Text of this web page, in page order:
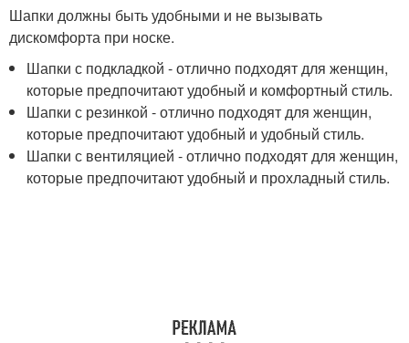
Шапки должны быть удобными и не вызывать
дискомфорта при носке.
Шапки с подкладкой - отлично подходят для женщин,
которые предпочитают удобный и комфортный стиль.
Шапки с резинкой - отлично подходят для женщин,
которые предпочитают удобный и удобный стиль.
Шапки с вентиляцией - отлично подходят для женщин,
которые предпочитают удобный и прохладный стиль.